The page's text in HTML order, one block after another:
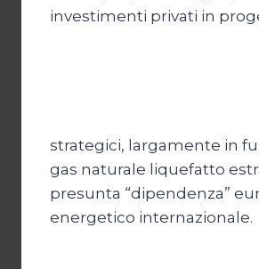
investimenti privati in
strategici, largamente in
gas naturale liquefatto
presunta “dipendenza”
energetico internazionale.